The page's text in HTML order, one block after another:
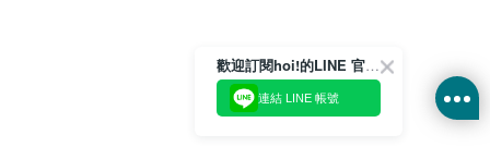
歡迎訂閱hoi!的LINE 官方帳號
連結 LINE 帳號